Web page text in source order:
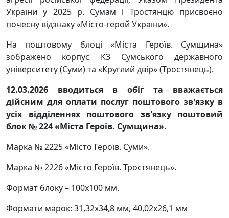
України у 2025 р. Сумам і Тростянцю присвоєно
почесну відзнаку «Місто-герой України».
На поштовому блоці «Міста Героїв. Сумщина»
зображено корпус К3 Сумського державного
університету (Суми) та «Круглий двір» (Тростянець).
12.03.2026 вводиться в обіг та вважається
дійсним для оплати послуг поштового зв'язку в
усіх відділеннях поштового зв'язку поштовий
блок № 224 «Міста Героїв. Сумщина».
Марка № 2225 «Місто Героїв. Суми».
Марка № 2226 «Місто Героїв. Тростянець».
Формат блоку – 100х100 мм.
Формати марок: 31,32х34,8 мм, 40,02х26,1 мм